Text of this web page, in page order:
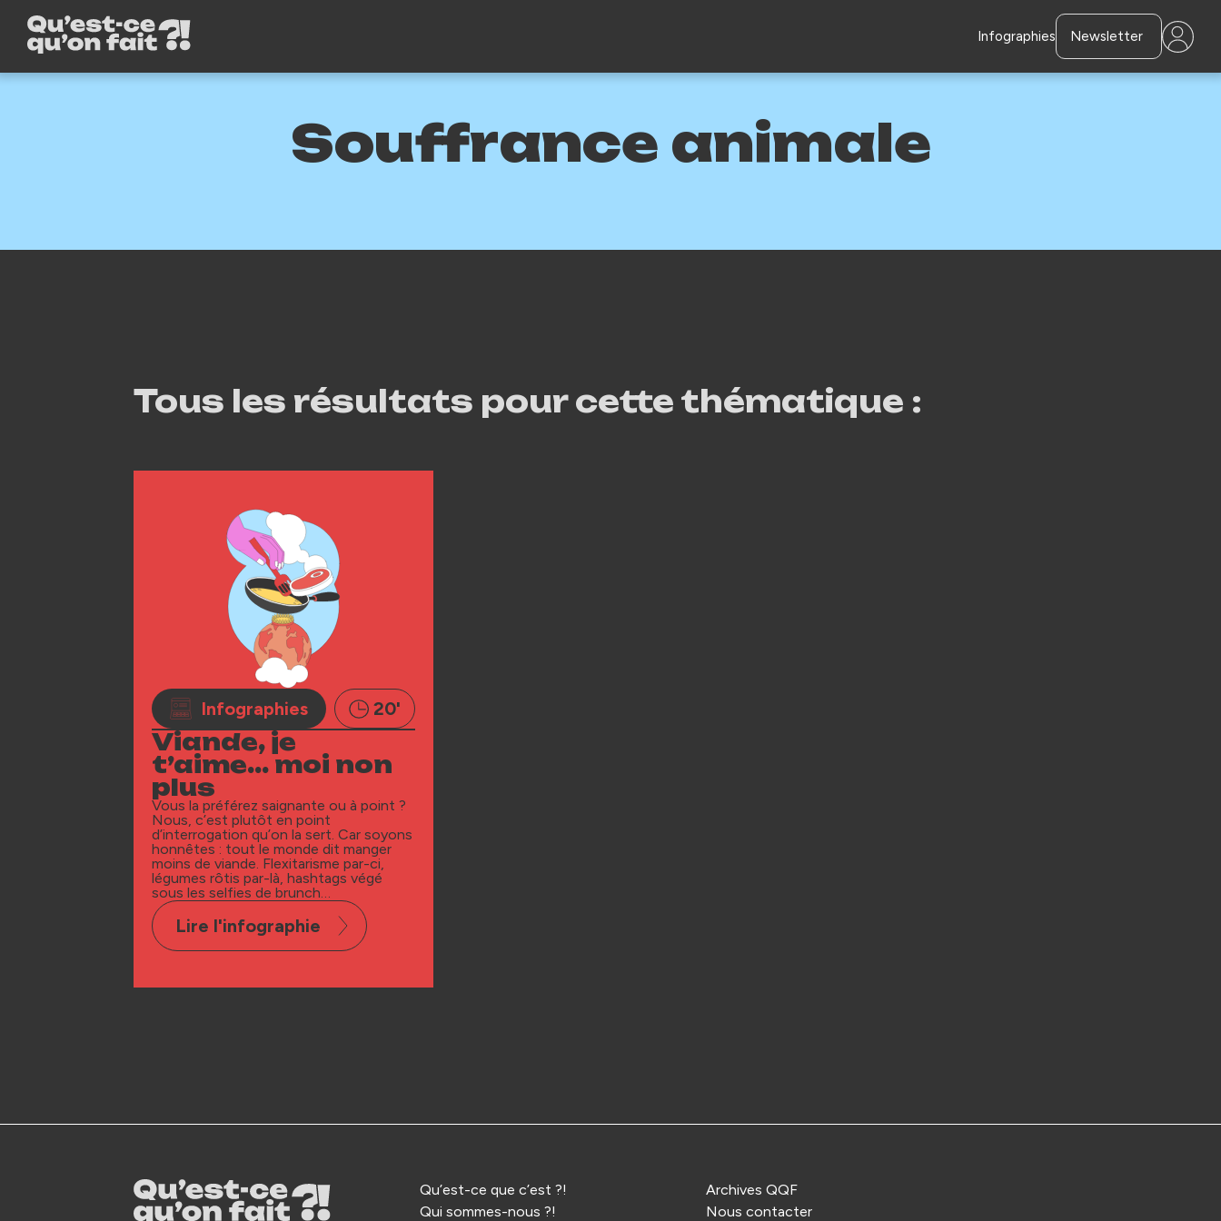
Infographies Newsletter
Souffrance animale
Tous les résultats pour cette thématique :
Infographies 20'
Viande, je
t’aime… moi non
plus
Vous la préférez saignante ou à point ?
Nous, c’est plutôt en point
d’interrogation qu’on la sert. Car soyons
honnêtes : tout le monde dit manger
moins de viande. Flexitarisme par-ci,
légumes rôtis par-là, hashtags végé
sous les selfies de brunch…
Lire l'infographie
Qu’est-ce que c’est ?!
Qui sommes-nous ?!
Archives QQF
Nous contacter